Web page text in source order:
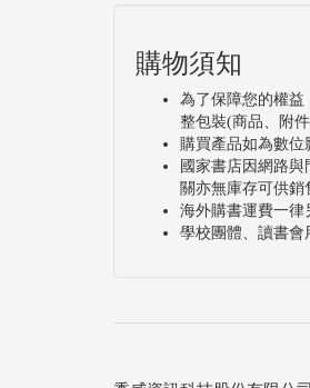
購物須知
為了保障您的權益
整包裝(商品、附
購買產品如為數
國家書店因網路
關亦無庫存可供銷
海外購書運費一律
學校團體、讀書會